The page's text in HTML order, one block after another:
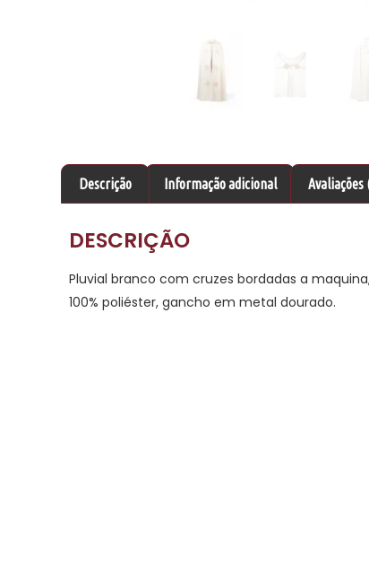
Descrição Informação adicional Avaliações
DESCRIÇÃO
Pluvial branco com cruzes bordadas a
100% poliéster, gancho em metal dourado.